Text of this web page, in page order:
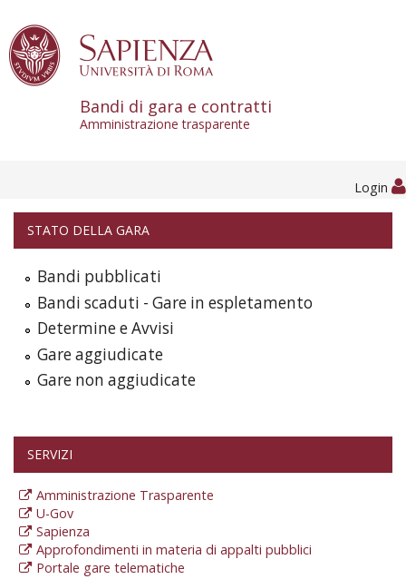
Bandi di gara e contratti
Amministrazione trasparente
Login
STATO DELLA GARA
Bandi pubblicati
Bandi scaduti - Gare in espletamento
Determine e Avvisi
Gare aggiudicate
Gare non aggiudicate
SERVIZI
Amministrazione Trasparente
U-Gov
Sapienza
Approfondimenti in materia di appalti pubblici
Portale gare telematiche